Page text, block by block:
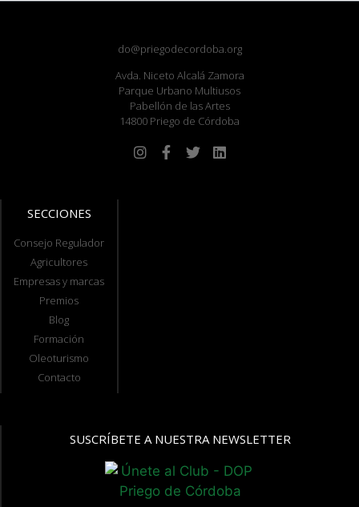
do@priegodecordoba.org
Avda. Niceto Alcalá Zamora
Parque Urbano Multiusos
Pabellón de las Artes
14800 Priego de Córdoba
SECCIONES
Consejo Regulador
Agricultores
Empresas y marcas
Premios
Blog
Formación
Oleoturismo
Contacto
SUSCRÍBETE A NUESTRA NEWSLETTER